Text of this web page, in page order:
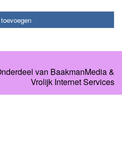
van BaakmanMedia&
Vrolijk Internet Services